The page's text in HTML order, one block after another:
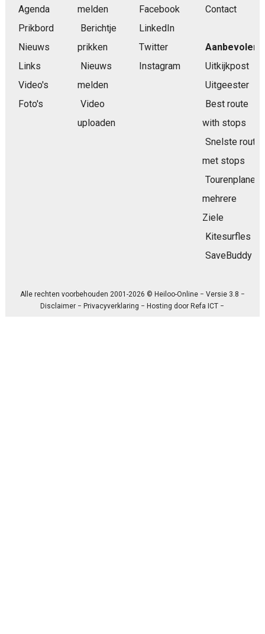
Agenda
Prikbord
Nieuws
Links
Video's
Foto's
melden
Berichtje
prikken
Nieuws
melden
Video
uploaden
Facebook
LinkedIn
Twitter
Instagram
Contact
Aanbevolen
Uitkijkpost
Uitgeester
Best route
with stops
Snelste route
met stops
Tourenplaner
mehrere
Ziele
Kitesurfles
SaveBuddy
Alle rechten voorbehouden 2001-2026 © Heiloo-Online − Versie 3.8 −
Disclaimer −Privacyverklaring − Hosting doorRefa ICT −